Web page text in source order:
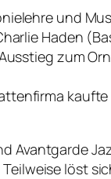
und
Haden
zum
Avantgarde
löst